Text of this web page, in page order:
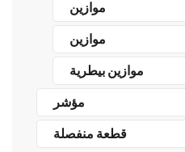
موازين
موازين
موازين بيطرية
مؤشر
قطعة منفصلة